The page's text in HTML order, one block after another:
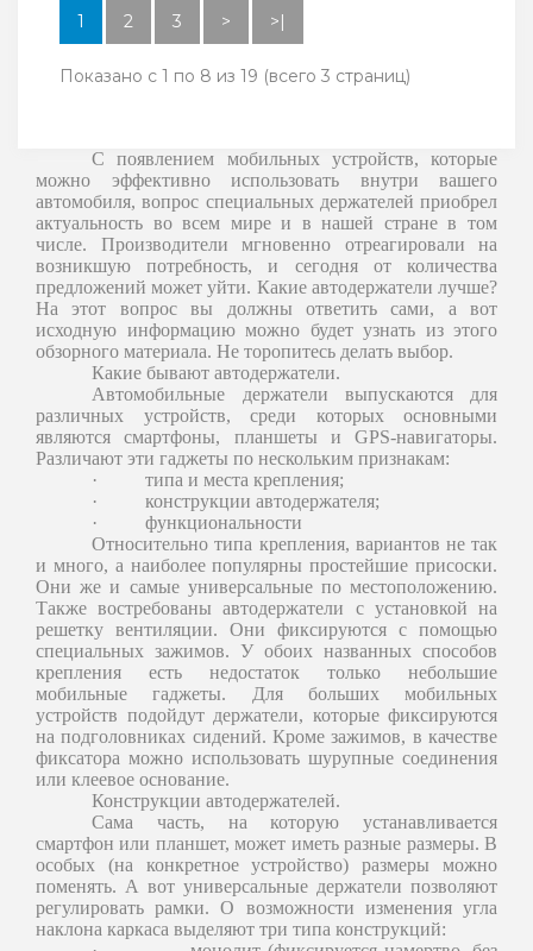
1 2 3 > >|
Показано с 1 по 8 из 19 (всего 3 страниц)
С появлением мобильных устройств, которые
можно эффективно использовать внутри вашего
автомобиля, вопрос специальных держателей приобрел
актуальность во всем мире и в нашей стране в том
числе. Производители мгновенно отреагировали на
возникшую потребность, и сегодня от количества
предложений может уйти. Какие автодержатели лучше?
На этот вопрос вы должны ответить сами, а вот
исходную информацию можно будет узнать из этого
обзорного материала. Не торопитесь делать выбор.
Какие бывают автодержатели.
Автомобильные держатели выпускаются для
различных устройств, среди которых основными
являются смартфоны, планшеты и GPS-навигаторы.
Различают эти гаджеты по нескольким признакам:
·
типа и места крепления;
·
конструкции автодержателя;
·
функциональности
Относительно типа крепления, вариантов не так
и много, а наиболее популярны простейшие присоски.
Они же и самые универсальные по местоположению.
Также востребованы автодержатели с установкой на
решетку вентиляции. Они фиксируются с помощью
специальных зажимов. У обоих названных способов
крепления есть недостаток только небольшие
мобильные гаджеты. Для больших мобильных
устройств подойдут держатели, которые фиксируются
на подголовниках сидений. Кроме зажимов, в качестве
фиксатора можно использовать шурупные соединения
или клеевое основание.
Конструкции автодержателей.
Сама часть, на которую устанавливается
смартфон или планшет, может иметь разные размеры. В
особых (на конкретное устройство) размеры можно
поменять. А вот универсальные держатели позволяют
регулировать рамки. О возможности изменения угла
наклона каркаса выделяют три типа конструкций: